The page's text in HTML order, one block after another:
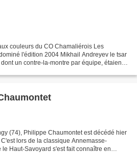
couleurs du CO Chamaliérois Les
l'édition 2004 Mikhail Andreyev le tsar
un contre-la-montre par équipe, étaient
(74), Philippe Chaumontet est décédé hier
lors de la classique Annemasse-
Haut-Savoyard s'est fait connaître en